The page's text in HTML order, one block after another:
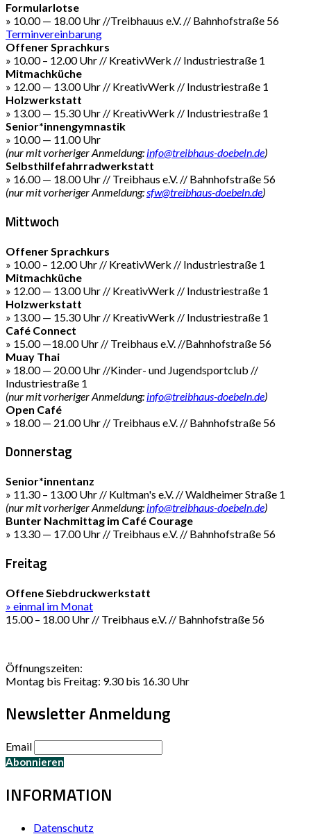
Formularlotse
» 10.00 — 18.00 Uhr //Treibhauus e.V. // Bahnhofstraße 56
Terminvereinbarung
Offener Sprachkurs
» 10.00 – 12.00 Uhr // KreativWerk // Industriestraße 1
Mitmachküche
» 12.00 — 13.00 Uhr // KreativWerk // Industriestraße 1
Holzwerkstatt
» 13.00 — 15.30 Uhr // KreativWerk // Industriestraße 1
Senior*innengymnastik
» 10.00 — 11.00 Uhr
(nur mit vorheriger Anmeldung: info@treibhaus-doebeln.de)
Selbsthilfefahrradwerkstatt
» 16.00 — 18.00 Uhr // Treibhaus e.V. // Bahnhofstraße 56
(nur mit vorheriger Anmeldung:sfw@treibhaus-doebeln.de)
Mittwoch
Offener Sprachkurs
» 10.00 – 12.00 Uhr // KreativWerk // Industriestraße 1
Mitmachküche
» 12.00 — 13.00 Uhr // KreativWerk // Industriestraße 1
Holzwerkstatt
» 13.00 — 15.30 Uhr // KreativWerk // Industriestraße 1
Café Connect
» 15.00 —18.00 Uhr // Treibhaus e.V. //Bahnhofstraße 56
Muay Thai
» 18.00 — 20.00 Uhr //Kinder- und Jugendsportclub //
Industriestraße 1
(nur mit vorheriger Anmeldung: info@treibhaus-doebeln.de)
Open Café
» 18.00 — 21.00 Uhr // Treibhaus e.V. // Bahnhofstraße 56
Donnerstag
Senior*innentanz
» 11.30 – 13.00 Uhr // Kultman's e.V. // Waldheimer Straße 1
(nur mit vorheriger Anmeldung: info@treibhaus-doebeln.de)
Bunter Nachmittag im Café Courage
» 13.30 — 17.00 Uhr // Treibhaus e.V. // Bahnhofstraße 56
Freitag
Offene Siebdruckwerkstatt
» einmal im Monat
15.00 – 18.00 Uhr // Treibhaus e.V. // Bahnhofstraße 56
Öffnungszeiten:
Montag bis Freitag: 9.30 bis 16.30 Uhr
Newsletter Anmeldung
Email
INFORMATION
Datenschutz